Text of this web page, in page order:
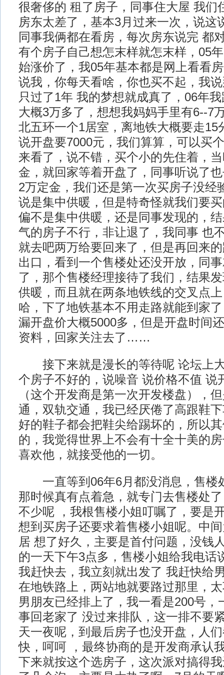
很奢侈的 租了房子，同事住大屋 我们
房东太差了，基本3月过来一次，说这
同事我俩都在看房，每次房东说完 都
有个房子自己想怎末样就怎末样，05
始涨价了，我05年基本都是网上看看
说我，你每天看啥，你也买不起，我
只过了1年 我的梦想就成真了，06年
大概3万多了，想想我妈妈手里有6--7
北五环一个1居室，离地铁大概要走15
说开盘要7000元，我们算算，可以买
来看了，说不错，买个小的先住着，
金，就回家等着开盘了，同事听说了
2万定金，我们还是第一次买房子没经
说是集中供暖，但是特奇怪就我们要
偏不是集中供暖，还是同事发现的，
气的房子不行，非让退了，我同事 也
就去吧两万给要回来了，但是再回来
出口，看到一个售楼处还没开放，同
了，那个售楼经理接待了我们，结果
供暖，而且就在两条地铁线的交叉点
哈，下了地铁基本不用走路就能到家
漏开盘价大概5000多，但是开盘时间
资料，回家关注去了……
接下来就是漫长的等待呢 论坛上
个房子不好的，说噪音 说价格不值 说
（这个开发商是第一次开发楼盘），
通，双轨交通，我已经厌倦了高跟鞋
好的鞋子都会把鞋尖给踢坏的，所以
的，我觉得世界上不会有十全十美的
喜欢他，就接受他的一切。
一直等到06年6月都没消息，售楼
那时候真有点着急，就专门去售楼处
不少呢 ，我根售楼小姐叮嘱了，要是
想到买房子还要求着售楼小姐呢。中
居 想了好久，主要是首付问题，没钱
的一天下午3点多，售楼小姐给我电话
我赶快去，我立刻就出发了 我赶快给
在地铁路上，两站地就要路过那里，
男朋友已经排上了，我一看是200号，
事回老家了 没过来排队，这一排不要
天一夜呢，到最后房子也没开盘，人
快，呵呵 ，最终协商的是开发商承认
下来就按这个选房子，这次派对搞得